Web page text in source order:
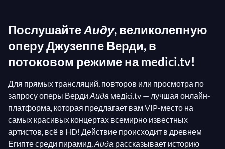
османского губернатора, который, в случае
отказа, написал быШарлю Гуно или
Вагнеру. Мы никогда не узнаем, что бы написали
эти композиторы, так как Верди ответил
положительно и создал то, что станет одной из
самых известных и любимых опер в истории
оперного искусства!
ПослушайтеАиду, великолепную
оперу Джузеппе Верди, в
потоковом режиме на medici.tv!
Для прямых трансляций, повторов или просмотра по
запросу оперы Верди Аида медici.tv — лучшая онлайн-
платформа, которая предлагает вам VIP-место на
самых красивых концертах всемирно известных
артистов, всё в HD! Действие происходит в древнем
Египте среди пирамид,Аида рассказывает историю